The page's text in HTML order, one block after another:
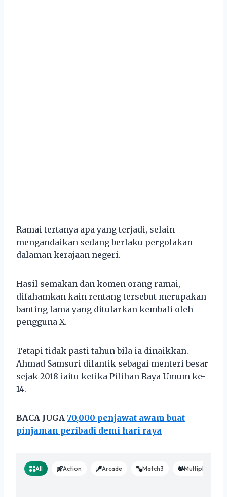
Ramai tertanya apa yang terjadi, selain
mengandaikan sedang berlaku pergolakan
dalaman kerajaan negeri.
Hasil semakan dan komen orang ramai,
difahamkan kain rentang tersebut merupakan
banting lama yang ditularkan kembali oleh
pengguna X.
Tetapi tidak pasti tahun bila ia dinaikkan.
Ahmad Samsuri dilantik sebagai menteri besar
sejak 2018 iaitu ketika Pilihan Raya Umum ke-
14.
BACA JUGA 70,000 penjawat awam buat
pinjaman peribadi demi hari raya